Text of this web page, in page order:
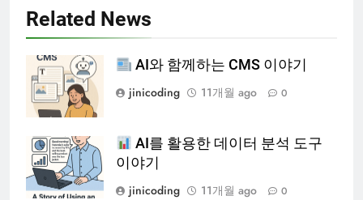
Related News
AI와 함께하는 CMS 이야기
jinicoding
11개월 ago 0
AI를 활용한 데이터 분석 도구
이야기
jinicoding
11개월 ago 0